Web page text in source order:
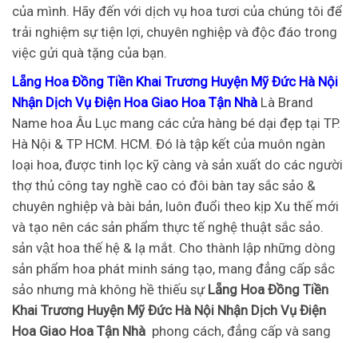
của mình. Hãy đến với dịch vụ hoa tươi của chúng tôi để
trải nghiệm sự tiện lợi, chuyên nghiệp và độc đáo trong
việc gửi quà tặng của bạn.
Lẵng Hoa Đồng Tiền Khai Trương Huyện Mỹ Đức Hà Nội
Nhận Dịch Vụ Điện Hoa Giao Hoa Tận Nhà Là Brand
Name hoa Âu Lục mang các cửa hàng bé dại đẹp tại TP.
Hà Nội & TP HCM. HCM. Đó là tập kết của muôn ngàn
loại hoa, được tinh lọc kỹ càng và sản xuất do các người
thợ thủ công tay nghề cao có đôi bàn tay sắc sảo &
chuyên nghiệp và bài bản, luôn đuổi theo kịp Xu thế mới
và tạo nên các sản phẩm thực tế nghệ thuật sắc sảo.
sản vật hoa thế hệ & lạ mắt. Cho thành lập những dòng
sản phẩm hoa phát minh sáng tạo, mang đẳng cấp sắc
sảo nhưng mà không hề thiếu sự Lẵng Hoa Đồng Tiền
Khai Trương Huyện Mỹ Đức Hà Nội Nhận Dịch Vụ Điện
Hoa Giao Hoa Tận Nhà phong cách, đẳng cấp và sang